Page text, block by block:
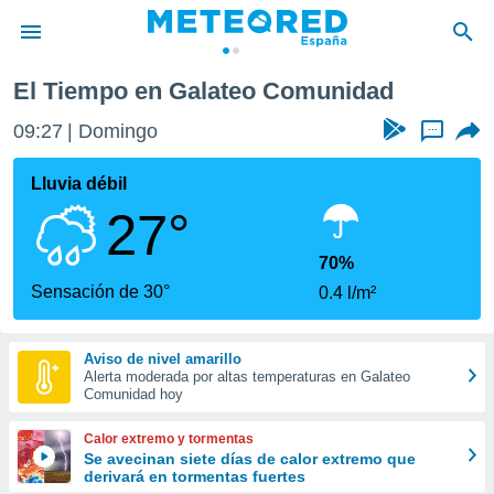
de
por
se
calidad.
a este
las
y
forma
digital
basada
El Tiempo en Galateo Comunidad
09:27 Domingo ...
Lluvia débil
27°
Sensación de 30°
70%
0.4 l/m²
Aviso de nivel amarillo
Alerta moderada por altas temperaturas en Galateo
Comunidad hoy
Calor extremo y tormentas
Se avecinan siete días de calor extremo que
derivará en tormentas fuertes